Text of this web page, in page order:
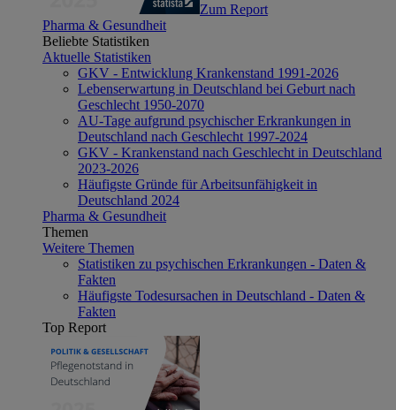
Zum Report
Pharma & Gesundheit
Beliebte Statistiken
Aktuelle Statistiken
GKV - Entwicklung Krankenstand 1991-2026
Lebenserwartung in Deutschland bei Geburt nach
Geschlecht 1950-2070
AU-Tage aufgrund psychischer Erkrankungen in
Deutschland nach Geschlecht 1997-2024
GKV - Krankenstand nach Geschlecht in Deutschland
2023-2026
Häufigste Gründe für Arbeitsunfähigkeit in
Deutschland 2024
Pharma & Gesundheit
Themen
Weitere Themen
Statistiken zu psychischen Erkrankungen - Daten &
Fakten
Häufigste Todesursachen in Deutschland - Daten &
Fakten
Top Report